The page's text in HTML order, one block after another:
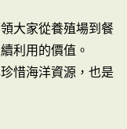
大家從養殖場到餐
利用的價值。
惜海洋資源，也是